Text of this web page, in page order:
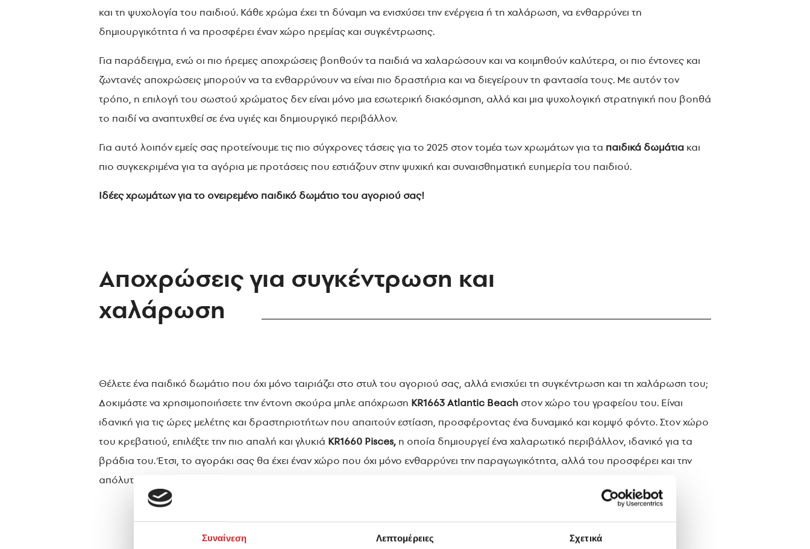
Συναίνεση Λεπτομέρειες Σχετικά
και τη ψυχολογία του παιδιού. Κάθε χρώμα έχει τη δύναμη να ενισχύσει την ενέργεια ή τη χαλάρωση, να ενθαρρύνει τη
δημιουργικότητα ή να προσφέρει έναν χώρο ηρεμίας και συγκέντρωσης.
Για παράδειγμα, ενώ οι πιο ήρεμες αποχρώσεις βοηθούν τα παιδιά να χαλαρώσουν και να κοιμηθούν καλύτερα, οι πιο έντονες και
ζωντανές αποχρώσεις μπορούν να τα ενθαρρύνουν να είναι πιο δραστήρια και να διεγείρουν τη φαντασία τους. Με αυτόν τον
τρόπο, η επιλογή του σωστού χρώματος δεν είναι μόνο μια εσωτερική διακόσμηση, αλλά και μια ψυχολογική στρατηγική που βοηθά
το παιδί να αναπτυχθεί σε ένα υγιές και δημιουργικό περιβάλλον.
Για αυτό λοιπόν εμείς σας προτείνουμε τις πιο σύγχρονες τάσεις για το 2025 στον τομέα των χρωμάτων για τα παιδικά δωμάτια και
πιο συγκεκριμένα για τα αγόρια με προτάσεις που εστιάζουν στην ψυχική και συναισθηματική ευημερία του παιδιού.
Ιδέες χρωμάτων για το ονειρεμένο παιδικό δωμάτιο του αγοριού σας!
Αποχρώσεις για συγκέντρωση και
χαλάρωση
Θέλετε ένα παιδικό δωμάτιο που όχι μόνο ταιριάζει στο στυλ του αγοριού σας, αλλά ενισχύει τη συγκέντρωση και τη χαλάρωση του;
Δοκιμάστε να χρησιμοποιήσετε την έντονη σκούρα μπλε απόχρωση KR1663 Atlantic Beach στον χώρο του γραφείου του. Είναι
ιδανική για τις ώρες μελέτης και δραστηριοτήτων που απαιτούν εστίαση, προσφέροντας ένα δυναμικό και κομψό φόντο. Στον χώρο
του κρεβατιού, επιλέξτε την πιο απαλή και γλυκιά KR1660 Pisces, η οποία δημιουργεί ένα χαλαρωτικό περιβάλλον, ιδανικό για τα
βράδια του. Έτσι, το αγοράκι σας θα έχει έναν χώρο που όχι μόνο ενθαρρύνει την παραγωγικότητα, αλλά του προσφέρει και την
απόλυτη αίσθηση ηρεμίας όταν τη χρειάζεται.